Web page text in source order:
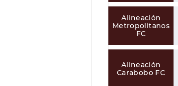
Alineación
Metropolitanos
FC
Alineación
Carabobo FC